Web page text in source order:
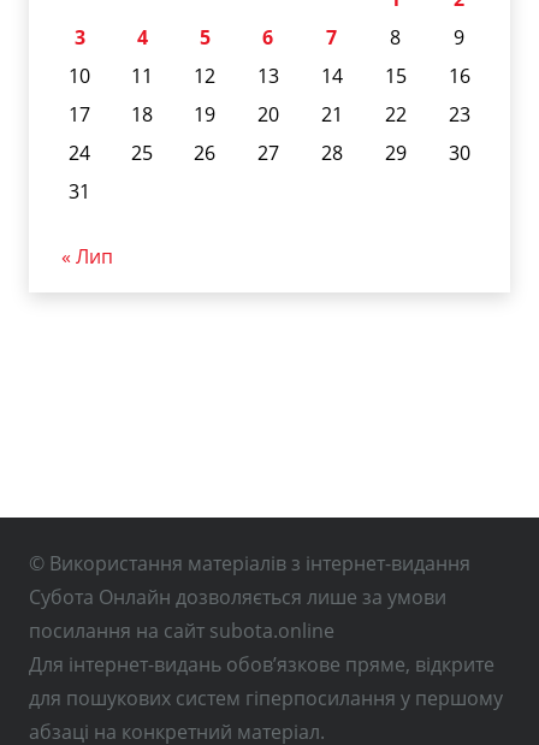
3
4 5 6 7 8
9
10
11 12 13 14 15
16
17
18 19 20 21 22
23
24
25 26 27 28 29
30
31
« Лип
© Використання матеріалів з інтернет-видання
Субота Онлайн дозволяється лише за умови
посилання на сайт subota.online
Для інтернет-видань обов’язкове пряме, відкрите
для пошукових систем гіперпосилання у першому
абзаці на конкретний матеріал.